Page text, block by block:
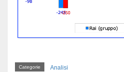
Categorie Analisi